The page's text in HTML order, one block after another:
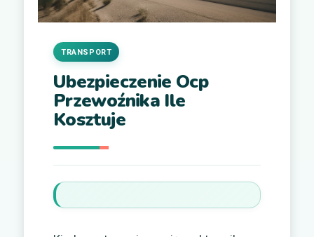
Ubezpieczenie Ocp
Przewoźnika Ile
Kosztuje
TRANSPORT